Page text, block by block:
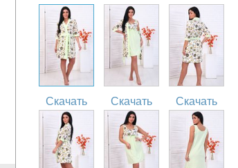
Скачать Скачать Скачать